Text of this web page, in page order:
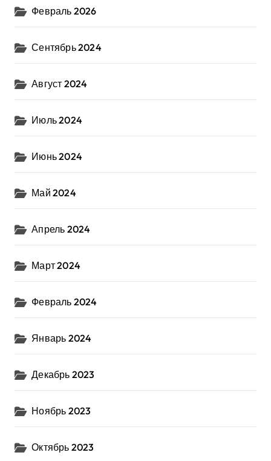
Февраль 2026
Сентябрь 2024
Август 2024
Июль 2024
Июнь 2024
Май 2024
Апрель 2024
Март 2024
Февраль 2024
Январь 2024
Декабрь 2023
Ноябрь 2023
Октябрь 2023